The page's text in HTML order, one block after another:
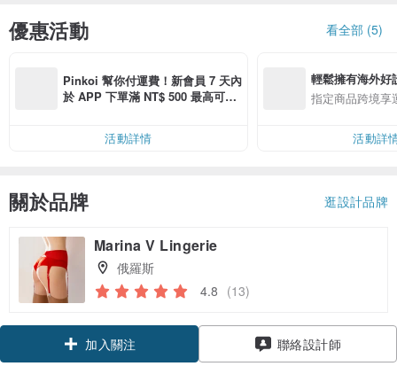
優惠活動 看全部 (5)
Pinkoi 幫你付運費！新會員 7 天內
於 APP 下單滿 NT$ 500 最高可折
活動詳情
輕鬆擁有海外好
指定商品跨境享
活動詳
關於品牌 逛設計品牌
Marina V Lingerie
俄羅斯
4.8 (13)
加入關注 聯絡設計師